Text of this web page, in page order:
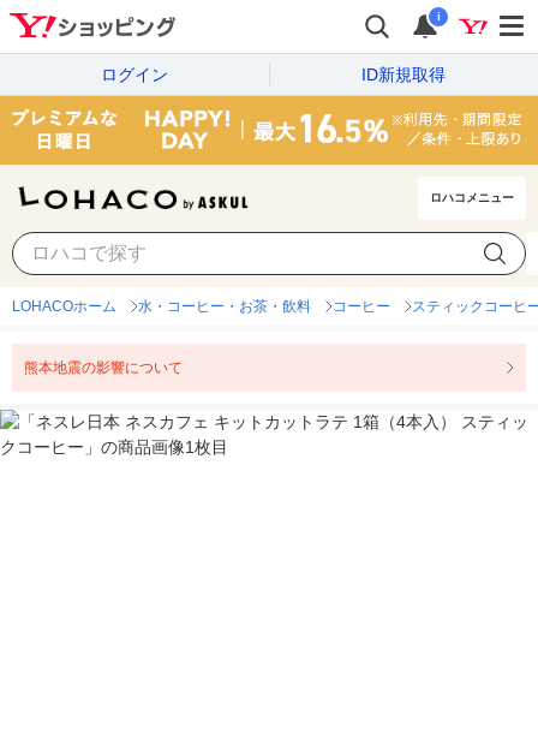
i
ログイン ID新規取得
ロハコメニュー
LOHACOホーム 水・コーヒー・お茶・飲料 コーヒー スティックコーヒ
熊本地震の影響について